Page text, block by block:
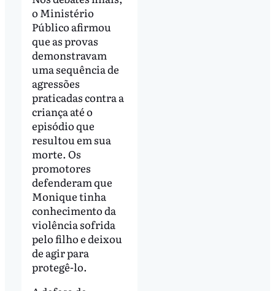
o Ministério
Público afirmou
que as provas
demonstravam
uma sequência de
agressões
praticadas contra a
criança até o
episódio que
resultou em sua
morte. Os
promotores
defenderam que
Monique tinha
conhecimento da
violência sofrida
pelo filho e deixou
de agir para
protegê-lo.